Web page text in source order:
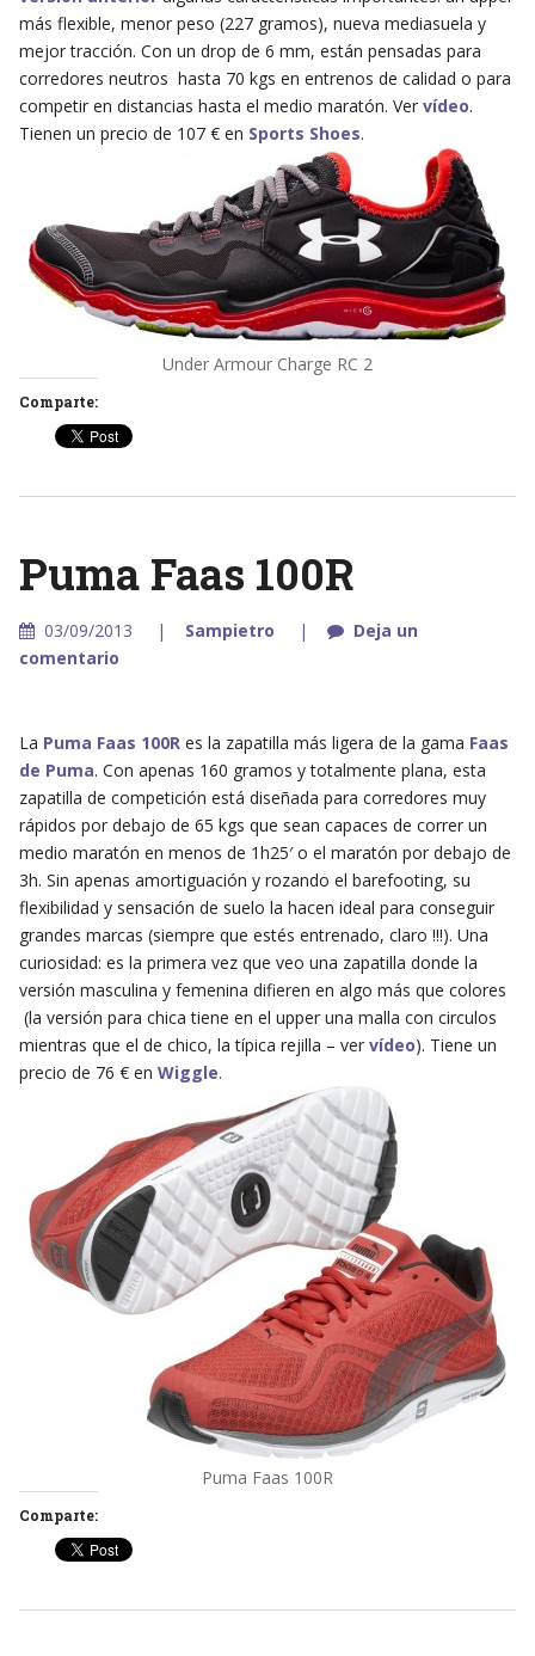
más flexible, menor peso (227 gramos), nueva mediasuela y
mejor tracción. Con un drop de 6 mm, están pensadas para
corredores neutros hasta 70 kgs en entrenos de calidad o para
competir en distancias hasta el medio maratón. Ver vídeo.
Tienen un precio de 107 € en Sports Shoes.
Under Armour Charge RC 2
Comparte:
Puma Faas 100R
03/09/2013 Sampietro
Deja un
comentario
La Puma Faas 100Res la zapatilla más ligera de la gama Faas
de Puma. Con apenas 160 gramos y totalmente plana, esta
zapatilla de competición está diseñada para corredores muy
rápidos por debajo de 65 kgs que sean capaces de correr un
medio maratón en menos de 1h25′ o el maratón por debajo de
3h. Sin apenas amortiguación y rozando el barefooting, su
flexibilidad y sensación de suelo la hacen ideal para conseguir
grandes marcas (siempre que estés entrenado, claro !!!). Una
curiosidad: es la primera vez que veo una zapatilla donde la
versión masculina y femenina difieren en algo más que colores
(la versión para chica tiene en el upper una malla con circulos
mientras que el de chico, la típica rejilla – ver vídeo). Tiene un
precio de 76 € en Wiggle.
Puma Faas 100R
Comparte: